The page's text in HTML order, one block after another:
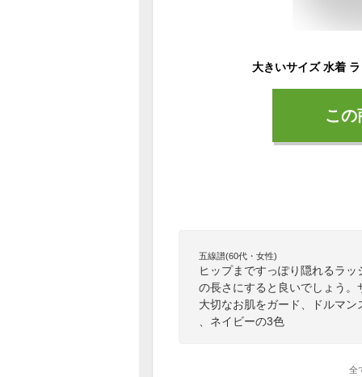
こ
五線譜(60代・女性)
ヒップまですっぽり隠れるラ
の長さにすると良いでしょう
大切なお肌をガード、ドルマ
、ネイビーの3色
全